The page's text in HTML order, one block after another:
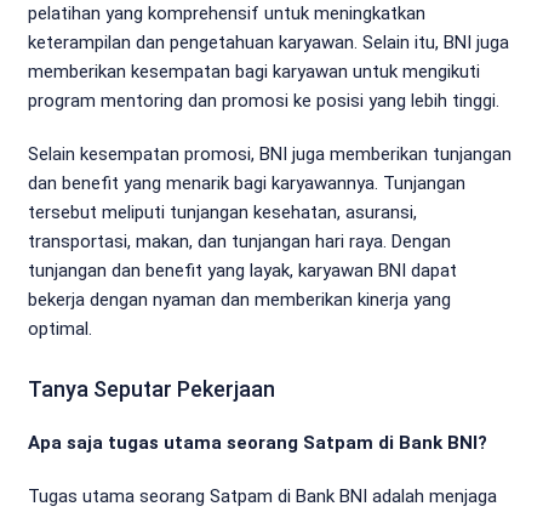
pelatihan yang komprehensif untuk meningkatkan
keterampilan dan pengetahuan karyawan. Selain itu, BNI juga
memberikan kesempatan bagi karyawan untuk mengikuti
program mentoring dan promosi ke posisi yang lebih tinggi.
Selain kesempatan promosi, BNI juga memberikan tunjangan
dan benefit yang menarik bagi karyawannya. Tunjangan
tersebut meliputi tunjangan kesehatan, asuransi,
transportasi, makan, dan tunjangan hari raya. Dengan
tunjangan dan benefit yang layak, karyawan BNI dapat
bekerja dengan nyaman dan memberikan kinerja yang
optimal.
Tanya Seputar Pekerjaan
Apa saja tugas utama seorang Satpam di Bank BNI?
Tugas utama seorang Satpam di Bank BNI adalah menjaga